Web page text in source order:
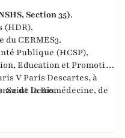
,Section 35).
(HDR).
CERMES3.
Publique (HCSP),
Education et Promotion
de la Biomédecine, de
V Paris Descartes, à
Saint Denis.